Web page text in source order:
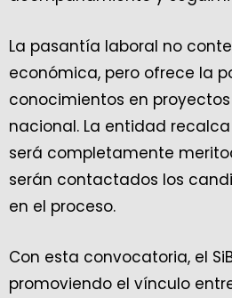
La pasantía laboral no
económica, pero ofrece la
conocimientos en
nacional. La entidad
será completamente
serán contactados los
en el proceso.
Con esta convocatoria, el
promoviendo el vínculo